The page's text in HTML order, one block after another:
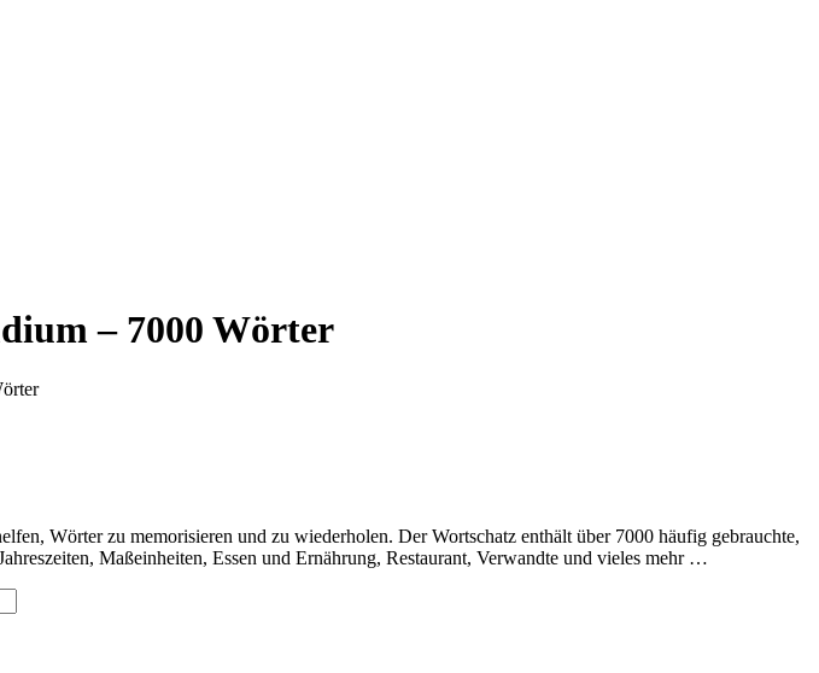
– 7000 Wörter
Wörter zu memorisieren und zu wiederholen. Der Wortschatz enthält über 7000 häufig gebrauchte,
Maßeinheiten, Essen und Ernährung, Restaurant, Verwandte und vieles mehr …